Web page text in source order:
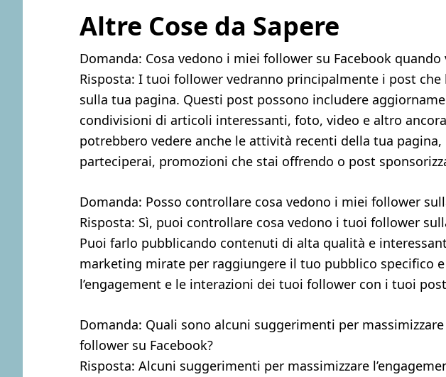
Altre Cose da Sapere
Domanda: Cosa vedono i miei follower su Facebook
Risposta: I tuoi follower vedranno principalmente i post
sulla tua pagina. Questi post possono includere
condivisioni di articoli interessanti, foto, video e altro
potrebbero vedere anche le attività recenti della tua pagina,
parteciperai, promozioni che stai offrendo o post
Domanda: Posso controllare cosa vedono i miei follower
Risposta: Sì, puoi controllare cosa vedono i tuoi follower
Puoi farlo pubblicando contenuti di alta qualità e
marketing mirate per raggiungere il tuo pubblico specifico
l’engagement e le interazioni dei tuoi follower con i tuoi
Domanda: Quali sono alcuni suggerimenti per
follower su Facebook?
Risposta: Alcuni suggerimenti per massimizzare